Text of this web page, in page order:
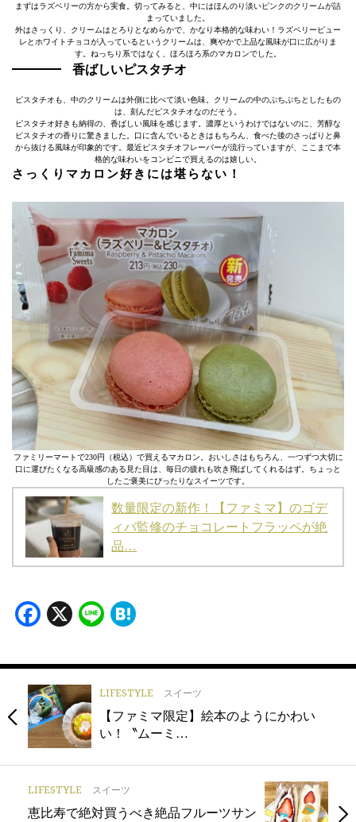
まずはラズベリーの方から実食。切ってみると、中にはほんのり淡いピンクのクリームが詰
まっていました。
外はさっくり、クリームはとろりとなめらかで、かなり本格的な味わい！ラズベリーピュー
レとホワイトチョコが入っているというクリームは、爽やかで上品な風味が口に広がりま
す。ねっちり系ではなく、ほろほろ系のマカロンでした。
香ばしいピスタチオ
ピスタチオも、中のクリームは外側に比べて淡い色味。クリームの中のぷちぷちとしたもの
は、刻んだピスタチオなのだそう。
ピスタチオ好きも納得の、香ばしい風味を感じます。濃厚というわけではないのに、芳醇な
ピスタチオの香りに驚きました。口に含んでいるときはもちろん、食べた後のさっぱりと鼻
から抜ける風味が印象的です。最近ピスタチオフレーバーが流行っていますが、ここまで本
格的な味わいをコンビニで買えるのは嬉しい。
さっくりマカロン好きには堪らない！
ファミリーマートで230円（税込）で買えるマカロン。おいしさはもちろん、一つずつ大切に
口に運びたくなる高級感のある見た目は、毎日の疲れも吹き飛ばしてくれるはず。ちょっと
したご褒美にぴったりなスイーツです。
数量限定の新作！【ファミマ】のゴデ
ィバ監修のチョコレートフラッペが絶
品…
Facebook
X Line
LIFESTYLE スイーツ
【ファミマ限定】絵本のようにかわい
い！〝ムーミ…
LIFESTYLE スイーツ
恵比寿で絶対買うべき絶品フルーツサン